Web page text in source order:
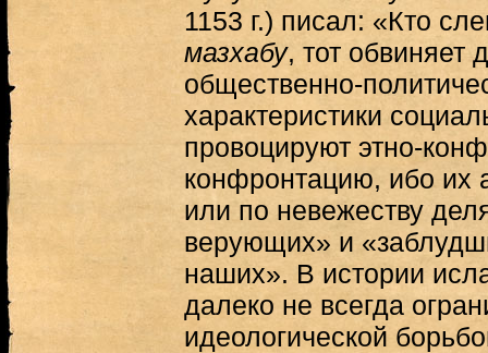
1153 г.) писал: «Кто
мазхабу, тот обвиняет
общественно-
характеристики
провоцируют этно-
конфронтацию, ибо их
или по невежеству
верующих» и
наших». В истории
далеко не всегда
идеологической